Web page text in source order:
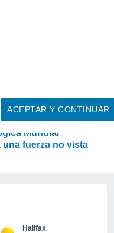
ACEPTAR Y CONTINUAR
Mundial
fuerza no vista
Halifax